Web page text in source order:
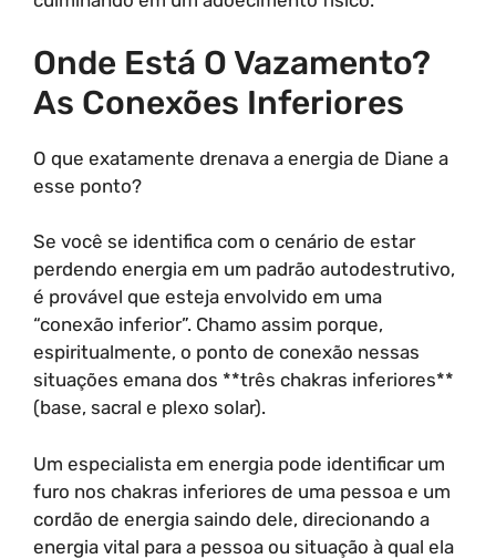
Onde Está O Vazamento?
As Conexões Inferiores
O que exatamente drenava a energia de Diane a
esse ponto?
Se você se identifica com o cenário de estar
perdendo energia em um padrão autodestrutivo,
é provável que esteja envolvido em uma
“conexão inferior”. Chamo assim porque,
espiritualmente, o ponto de conexão nessas
situações emana dos **três chakras inferiores**
(base, sacral e plexo solar).
Um especialista em energia pode identificar um
furo nos chakras inferiores de uma pessoa e um
cordão de energia saindo dele, direcionando a
energia vital para a pessoa ou situação à qual ela